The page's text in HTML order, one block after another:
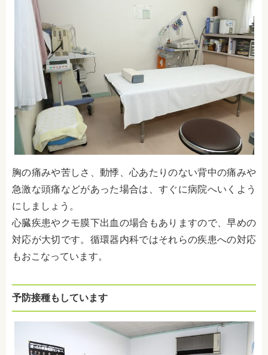
胸の痛みや苦しさ、動悸、心あたりのない背中の痛みや
急激な頭痛などがあった場合は、すぐに病院へいくよう
にしましょう。
心臓疾患やクモ膜下出血の場合もありますので、早めの
対応が大切です。循環器内科ではそれらの疾患への対応
もおこなっています。
予防接種もしています